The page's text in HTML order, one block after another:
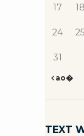
17 18
24 25
31
ao�
TEXT